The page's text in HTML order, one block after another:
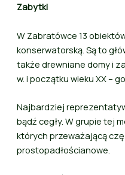
Zabytki
W Zabratówce 13
konserwatorską. Są to
także drewniane domy i
w. i początku wieku XX – go.
Najbardziej
bądź cegły. W grupie tej
których przeważającą
prostopadłościanowe.